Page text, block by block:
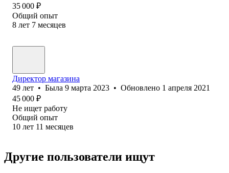
35 000 ₽
Общий опыт
8 лет 7 месяцев
Директор магазина
49 лет • Была 9 марта 2023 • Обновлено 1 апреля 2021
45 000 ₽
Не ищет работу
Общий опыт
10 лет 11 месяцев
Другие пользователи ищут